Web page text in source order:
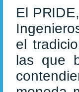
El
el
las que